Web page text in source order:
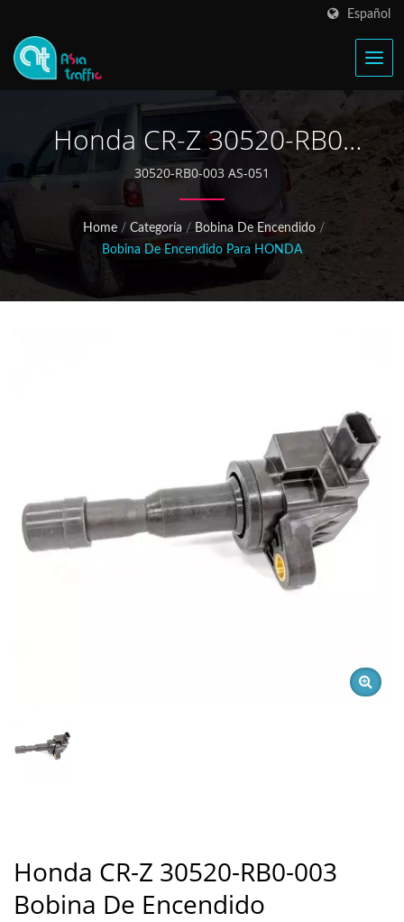
Español
Honda CR-Z 30520-RB0-
003 Bobina De Encendido
30520-RB0-003 AS-051
Home / Categoría / Bobina De Encendido /
Bobina De Encendido Para HONDA
Honda CR-Z 30520-RB0-003
Bobina De Encendido